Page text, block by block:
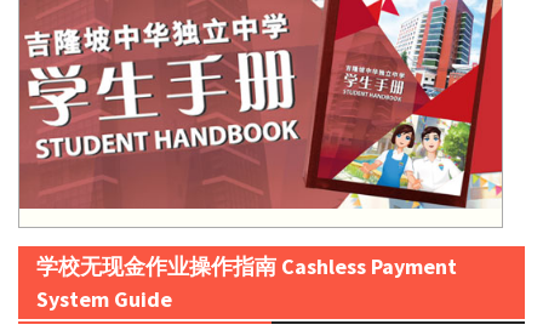
学校无现金作业操作指南 Cashless Payment
System Guide